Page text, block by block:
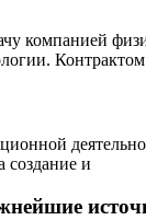
компанией
Контрактом
создание и